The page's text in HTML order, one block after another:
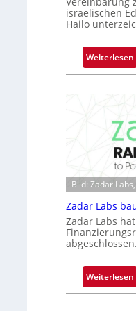
e
r
r
i
o
n
israelischen
Hailo
Weiterlesen:
i
p
l
n
Ü
Bild: Zadar
Zadar Labs
Zadar Labs
abgeschlossen.
Weiterlesen: